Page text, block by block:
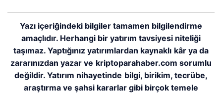
Yazı içeriğindeki bilgiler tamamen bilgilendirme
amaçlıdır. Herhangi bir yatırım tavsiyesi niteliği
taşımaz. Yaptığınız yatırımlardan kaynaklı kâr ya da
zararınızdan yazar ve kriptoparahaber.com sorumlu
değildir. Yatırım nihayetinde bilgi, birikim, tecrübe,
araştırma ve şahsi kararlar gibi birçok temele